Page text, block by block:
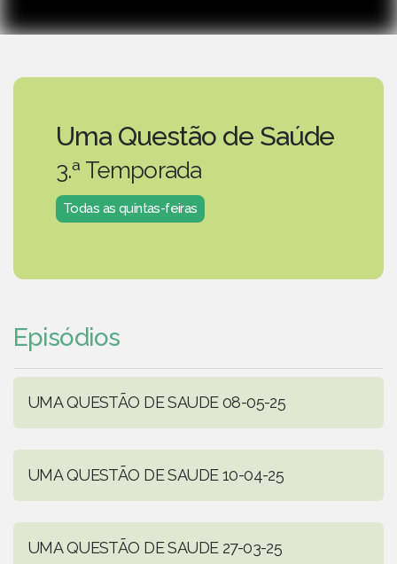
Uma Questão de Saúde
3.ª Temporada
Todas as quintas-feiras
Episódios
UMA QUESTÃO DE SAUDE 08-05-25
UMA QUESTÃO DE SAUDE 10-04-25
UMA QUESTÃO DE SAUDE 27-03-25